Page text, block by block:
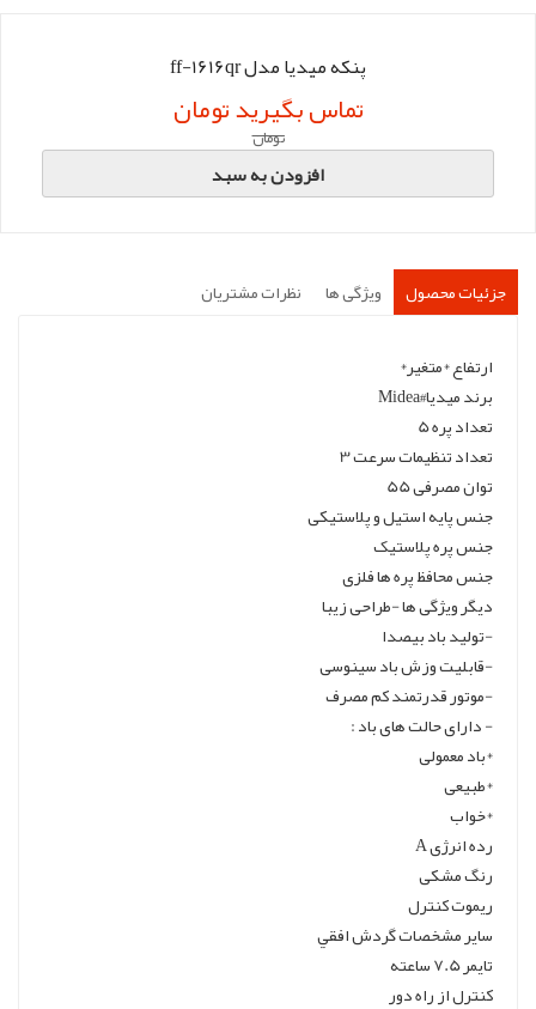
پنکه میدیا مدل ff-1616qr
تماس بگیرید تومان
تومان
افزودن به سبد
جزئیات محصول ویژگی ها نظرات مشتریان
ارتفاع *متغیر*
برند میدیا#Midea
تعداد پره 5
تعداد تنظیمات سرعت 3
توان مصرفی 55
جنس پایه استیل و پلاستیکی
جنس پره پلاستیک
جنس محافظ پره ها فلزی
دیگر ویژگی ها -طراحی زیبا
-تولید باد بیصدا
-قابلیت وزش باد سینوسی
-موتور قدرتمند کم مصرف
- دارای حالت های باد :
*باد معمولی
*طبیعی
*خواب
رده انرژی A
رنگ مشکی
ریموت کنترل
سایر مشخصات گردش افقي
تايمر 7.5 ساعته
كنترل از راه دور